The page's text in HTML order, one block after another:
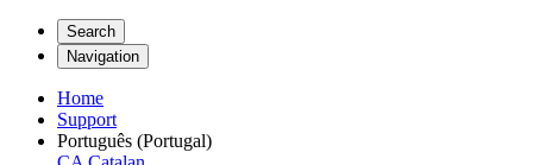
Search
Navigation
Home
Support
Português (Portugal)